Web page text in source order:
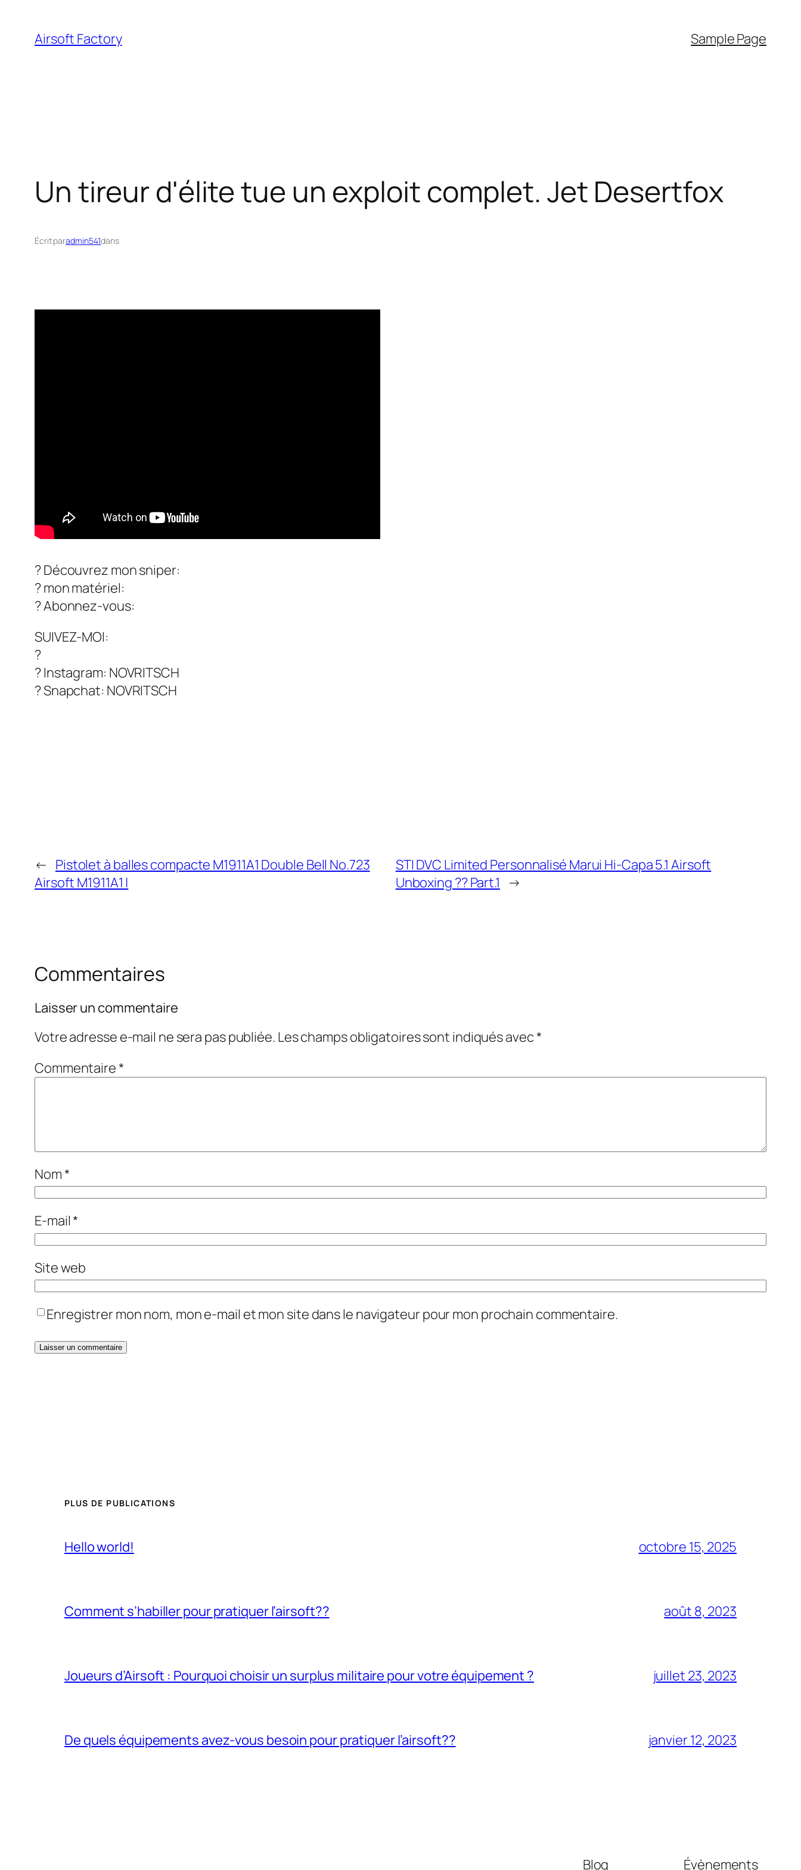
contenu
Airsoft Factory Sample Page
Un tireur d'élite tue un exploit complet. Jet Desertfox
Écrit paradmin541dans
? Découvrez mon sniper:
? mon matériel:
? Abonnez-vous:
SUIVEZ-MOI:
?
? Instagram: NOVRITSCH
? Snapchat: NOVRITSCH
← Pistolet à balles compacte M1911A1 Double Bell No.723
Airsoft M1911A1 |
STI DVC Limited Personnalisé Marui Hi-Capa 5.1 Airsoft
Unboxing ?? Part.1 →
Commentaires
Laisser un commentaire
Votre adresse e-mail ne sera pas publiée. Les champs obligatoires sont indiqués avec*
Commentaire*
Nom*
E-mail*
Site web
Enregistrer mon nom, mon e-mail et mon site dans le navigateur pour mon prochain commentaire.
PLUS DE PUBLICATIONS
Hello world! octobre 15, 2025
Comment s’habiller pour pratiquer l’airsoft?? août 8, 2023
Joueurs d’Airsoft : Pourquoi choisir un surplus militaire pour votre équipement ? juillet 23, 2023
De quels équipements avez-vous besoin pour pratiquer l’airsoft?? janvier 12, 2023
Blog Évènements